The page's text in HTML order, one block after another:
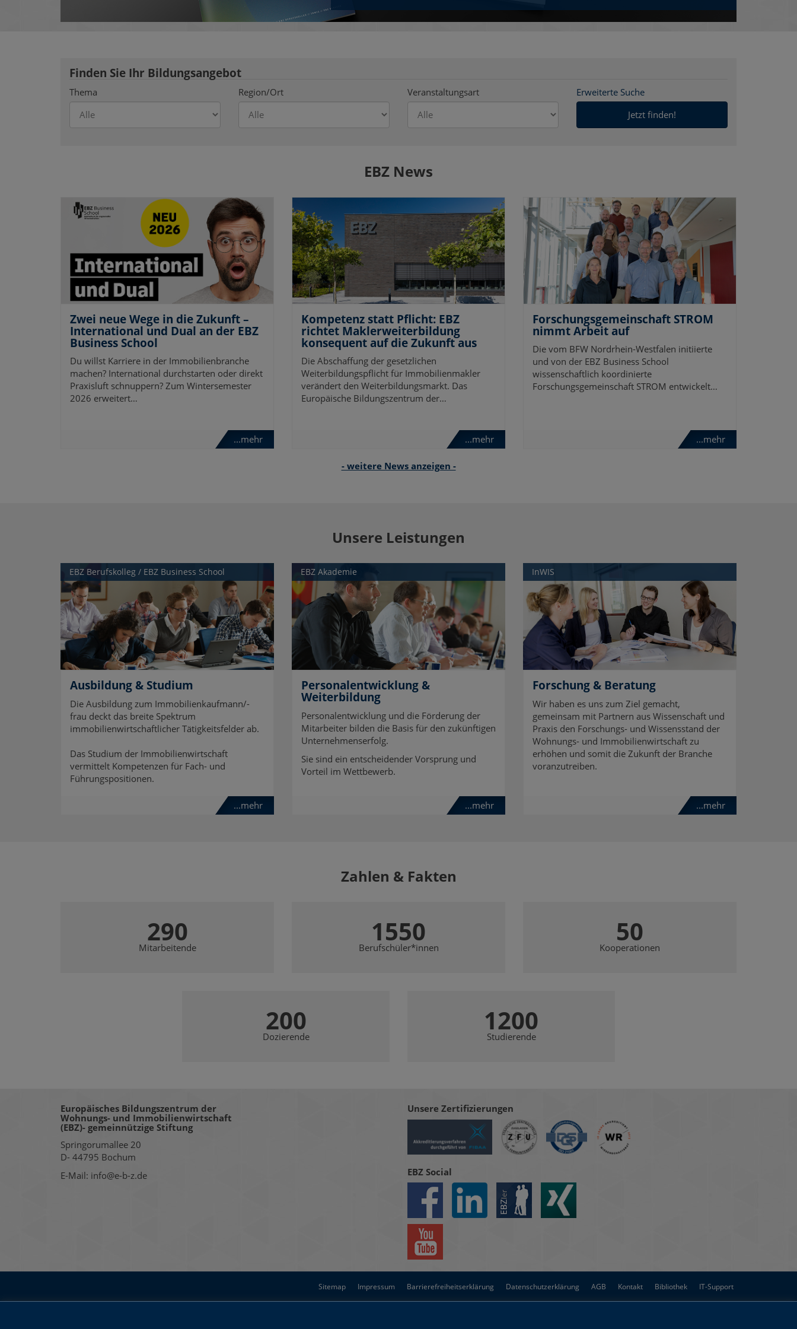
Finden Sie Ihr Bildungsangebot
Thema Region/Ort Veranstaltungsart
Erweiterte Suche
Jetzt finden!
EBZ News
Zwei neue Wege in die Zukunft –
International und Dual an der EBZ
Business School
Du willst Karriere in der Immobilienbranche
machen? International durchstarten oder direkt
Praxisluft schnuppern? Zum Wintersemester
2026 erweitert…
...mehr
Kompetenz statt Pflicht: EBZ
richtet Maklerweiterbildung
konsequent auf die Zukunft aus
Die Abschaffung der gesetzlichen
Weiterbildungspflicht für Immobilienmakler
verändert den Weiterbildungsmarkt. Das
Europäische Bildungszentrum der…
...mehr
Forschungsgemeinschaft STROM
nimmt Arbeit auf
Die vom BFW Nordrhein-Westfalen initiierte
und von der EBZ Business School
wissenschaftlich koordinierte
Forschungsgemeinschaft STROM entwickelt…
...mehr
- weitere News anzeigen -
Unsere Leistungen
EBZ Berufskolleg / EBZ Business School
Ausbildung & Studium
Die Ausbildung zum Immobilienkaufmann/-
frau deckt das breite Spektrum
immobilienwirtschaftlicher Tätigkeitsfelder ab.
Das Studium der Immobilienwirtschaft
vermittelt Kompetenzen für Fach- und
Führungspositionen.
...mehr
EBZ Akademie
Personalentwicklung &
Weiterbildung
Personalentwicklung und die Förderung der
Mitarbeiter bilden die Basis für den zukünftigen
Unternehmenserfolg.
Sie sind ein entscheidender Vorsprung und
Vorteil im Wettbewerb.
...mehr
InWIS
Forschung & Beratung
Wir haben es uns zum Ziel gemacht,
gemeinsam mit Partnern aus Wissenschaft und
Praxis den Forschungs- und Wissensstand der
Wohnungs- und Immobilienwirtschaft zu
erhöhen und somit die Zukunft der Branche
voranzutreiben.
...mehr
Zahlen & Fakten
290
Mitarbeitende 1550
Berufschüler*innen 50
Kooperationen
200
Dozierende 1200
Studierende
Europäisches Bildungszentrum der
Wohnungs- und Immobilienwirtschaft
(EBZ)- gemeinnützige Stiftung
Springorumallee 20
D- 44795 Bochum
E-Mail: info@e-b-z.de
Unsere Zertifizierungen
EBZ Social
Sitemap Impressum Barrierefreiheitserklärung Datenschutzerklärung AGB Kontakt Bibliothek IT-Support